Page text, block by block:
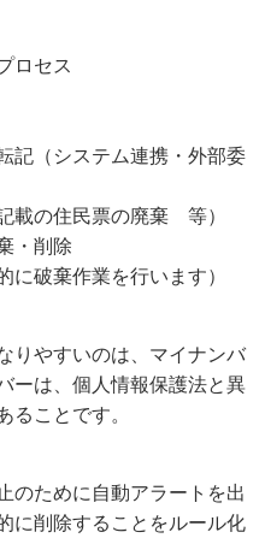
ロセス
記（システム連携・外部委
載の住民票の廃棄 等）
・削除
に破棄作業を行います）
りやすいのは、マイナンバ
ーは、個人情報保護法と異
ことです。
のために自動アラートを出
に削除することをルール化